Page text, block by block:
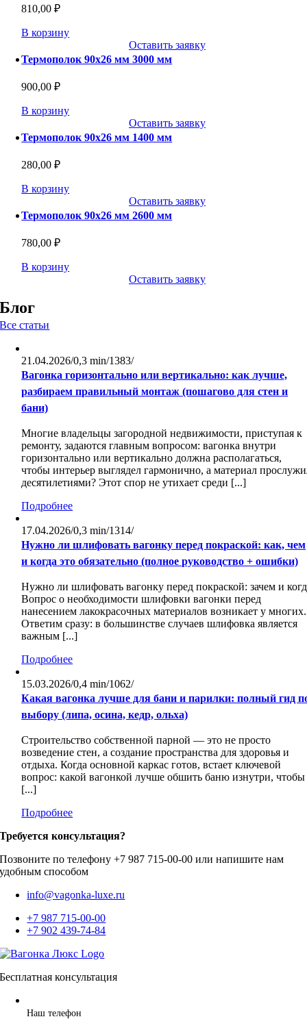
810,00₽
В корзину
Оставить заявку
Термополок 90х26 мм 3000 мм
900,00₽
В корзину
Оставить заявку
Термополок 90х26 мм 1400 мм
280,00₽
В корзину
Оставить заявку
Термополок 90х26 мм 2600 мм
780,00₽
В корзину
Оставить заявку
Блог
Все статьи
21.04.2026/0,3 min/1383/
Вагонка горизонтально или вертикально: как лучше,
разбираем правильный монтаж (пошагово для стен и
бани)
Многие владельцы загородной недвижимости, приступая к
ремонту, задаются главным вопросом: вагонка внутри
горизонтально или вертикально должна располагаться,
чтобы интерьер выглядел гармонично, а материал
десятилетиями? Этот спор не утихает среди [...]
Подробнее
17.04.2026/0,3 min/1314/
Нужно ли шлифовать вагонку перед покраской: как, чем
и когда это обязательно (полное руководство + ошибки)
Нужно ли шлифовать вагонку перед покраской: зачем и
Вопрос о необходимости шлифовки вагонки перед
нанесением лакокрасочных материалов возникает у многих.
Ответим сразу: в большинстве случаев шлифовка является
важным [...]
Подробнее
15.03.2026/0,4 min/1062/
Какая вагонка лучше для бани и парилки: полный гид
выбору (липа, осина, кедр, ольха)
Строительство собственной парной — это не просто
возведение стен, а создание пространства для здоровья и
отдыха. Когда основной каркас готов, встает ключевой
вопрос: какой вагонкой лучше обшить баню изнутри, чтобы
[...]
Подробнее
Требуется консультация?
Позвоните по телефону +7 987 715-00-00 или напишите нам
удобным способом
info@vagonka-luxe.ru
+7 987 715-00-00
+7 902 439-74-84
Бесплатная консультация
Наш телефон